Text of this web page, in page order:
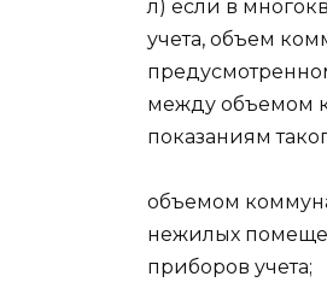
л) если в
учета, объем
между объемом
показаниям
объемом
нежилых
приборов учета;